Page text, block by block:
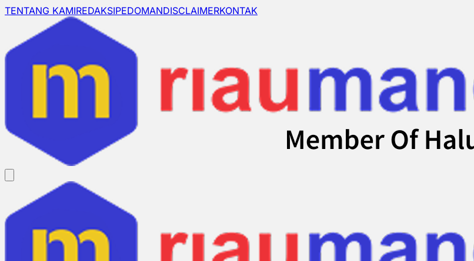
TENTANG KAMIREDAKSIPEDOMANDISCLAIMERKONTAK